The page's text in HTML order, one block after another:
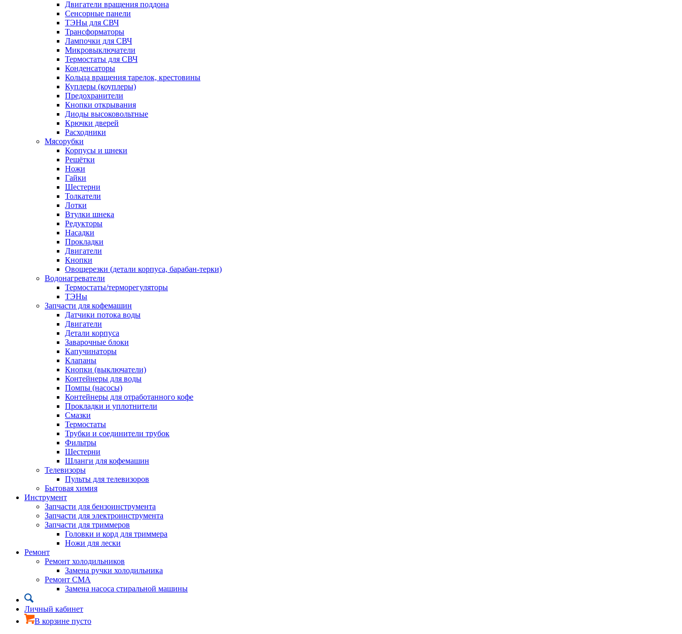
Двигатели вращения поддона
Сенсорные панели
ТЭНы для СВЧ
Трансформаторы
Лампочки для СВЧ
Микровыключатели
Термостаты для СВЧ
Конденсаторы
Кольца вращения тарелок, крестовины
Куплеры (коуплеры)
Предохранители
Кнопки открывания
Диоды высоковольтные
Крючки дверей
Расходники
Мясорубки
Корпусы и шнеки
Решётки
Ножи
Гайки
Шестерни
Толкатели
Лотки
Втулки шнека
Редукторы
Насадки
Прокладки
Двигатели
Кнопки
Овощерезки (детали корпуса, барабан-терки)
Водонагреватели
Термостаты/терморегуляторы
ТЭНы
Запчасти для кофемашин
Датчики потока воды
Двигатели
Детали корпуса
Заварочные блоки
Капучинаторы
Клапаны
Кнопки (выключатели)
Контейнеры для воды
Помпы (насосы)
Контейнеры для отработанного кофе
Прокладки и уплотнители
Смазки
Термостаты
Трубки и соединители трубок
Фильтры
Шестерни
Шланги для кофемашин
Телевизоры
Пульты для телевизоров
Бытовая химия
Инструмент
Запчасти для бензоинструмента
Запчасти для электроинструмента
Запчасти для триммеров
Головки и корд для триммера
Ножи для лески
Ремонт
Ремонт холодильников
Замена ручки холодильника
Ремонт СМА
Замена насоса стиральной машины
Личный кабинет
В корзине пусто